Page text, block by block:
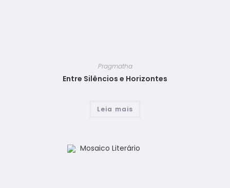
Pragmatha
Entre Silêncios e Horizontes
Leia mais